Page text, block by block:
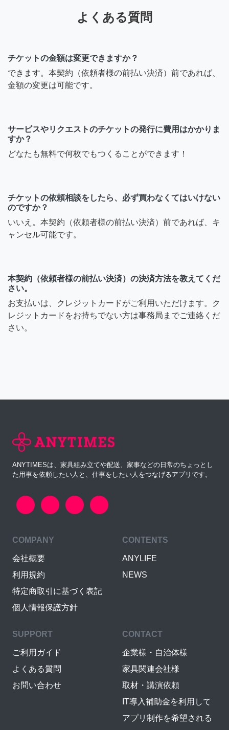
よくある質問
チケットの金額は変更できますか？
できます。本契約（依頼者様の前払い決済）前であれば、
金額の変更は可能です。
サービスやリクエストのチケットの発行に費用はかかりま
すか？
どなたも無料で何枚でもつくることができます！
チケットの依頼相談をしたら、必ず買わなくてはいけない
のですか？
いいえ。本契約（依頼者様の前払い決済）前であれば、キ
ャンセル可能です。
本契約（依頼者様の前払い決済）の決済方法を教えてくだ
さい。
お支払いは、クレジットカードがご利用いただけます。ク
レジットカードをお持ちでない方は事務局までご連絡くだ
さい。
ANYTIMESは、家具組み立てや配送、家事などの日常のちょっとし
た用事を依頼したい人と、仕事をしたい人をつなげるアプリです。
COMPANY
会社概要
利用規約
特定商取引に基づく表記
個人情報保護方針
CONTENTS
ANYLIFE
NEWS
SUPPORT
ご利用ガイド
よくある質問
お問い合わせ
CONTACT
企業様・自治体様
家具関連会社様
取材・講演依頼
IT導入補助金を利用して
アプリ制作を希望される